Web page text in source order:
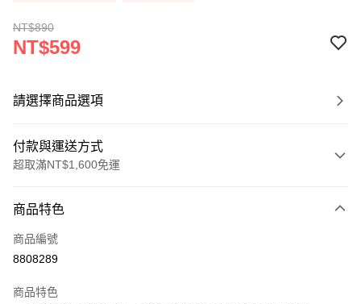
NT$890
NT$599
請選擇商品選項
付款與運送方式
超取滿NT$1,600免運
信用卡一次付款
超商取貨付款
商品特色
商品編號
8808289
商品特色